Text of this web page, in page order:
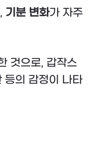
기분 변화가 자주
것으로, 갑작스
등의 감정이 나타